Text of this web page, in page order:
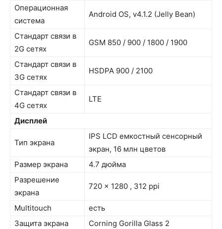
Операционная
система
Android OS, v4.1.2 (Jelly Bean)
Стандарт связи в
2G сетях
GSM 850 / 900 / 1800 / 1900
Стандарт связи в
3G сетях
HSDPA 900 / 2100
Стандарт связи в
4G сетях
LTE
Дисплей
Тип экрана
IPS LCD емкостный сенсорный
экран, 16 млн цветов
Размер экрана
4.7 дюйма
Разрешение
экрана
720 x 1280 , 312 ppi
Multitouch
есть
Защита экрана
Corning Gorilla Glass 2